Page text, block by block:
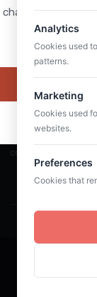
Suscribirme al
consulta nuestra
©2025
charla será por
Analytics
Cookies used
patterns.
Marketing
Cookies used
websites.
Preferences
Cookies that